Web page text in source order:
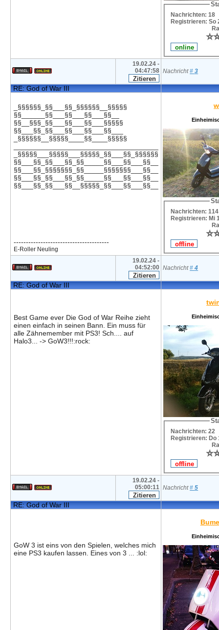
Nachrichten: 18
Registrieren: So
⭐
⭐
19.02.24 -
04:47:58 Nachricht#3
RE: God of War III
_§§§§§§_§§___§§_§§§§§§__§§§§§
§§______§§___§§___§§___§§__
§§__§§§_§§___§§___§§___§§§§§
§§___§§_§§___§§___§§___§§___
_§§§§§§__§§§§§____§§____§§§§§
_§§§§§___§§§§§___§§§§§_§§___§§_§§§§§§
§§___§§_§§___§§_§§_____§§___§§___§§__
§§___§§_§§§§§§§_§§_____§§§§§§§___§§__
§§___§§_§§___§§_§§_____§§___§§___§§__
§§___§§_§§___§§__§§§§§_§§___§§___§§__
---------------------------------------
E-Roller Neuling
Nachrichten: 114
Registrieren: Mi
⭐
⭐
19.02.24 -
04:52:00 Nachricht#4
RE: God of War III
Best Game ever Die God of War Reihe zieht
einen einfach in seinen Bann. Ein muss für
alle Zähnemember mit PS3! Sch.... auf
Halo3... -> GoW3!!!:rock:
Nachrichten: 22
Registrieren: Do
⭐
⭐
19.02.24 -
05:00:11 Nachricht#5
RE: God of War III
GoW 3 ist eins von den Spielen, welches mich
eine PS3 kaufen lassen. Eines von 3 ... :lol: